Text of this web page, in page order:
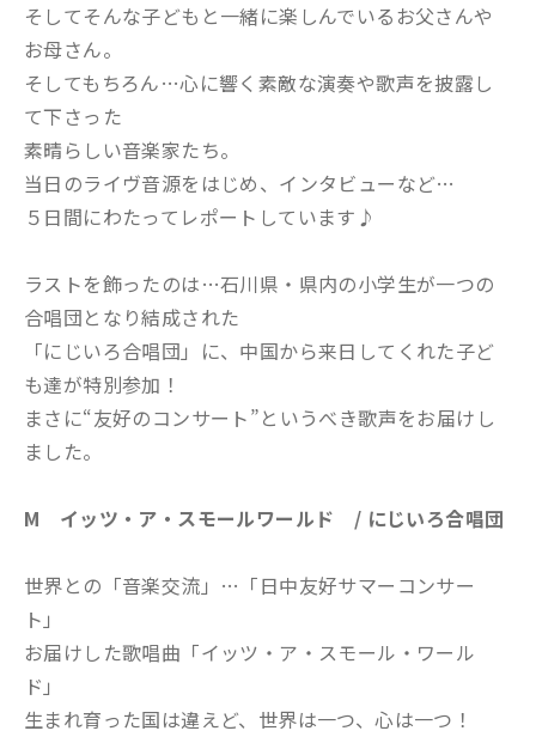
そしてそんな子どもと一緒に楽しんでいるお父さんや
お母さん。
そしてもちろん…心に響く素敵な演奏や歌声を披露し
て下さった
素晴らしい音楽家たち。
当日のライヴ音源をはじめ、インタビューなど…
５日間にわたってレポートしています♪
ラストを飾ったのは…石川県・県内の小学生が一つの
合唱団となり結成された
「にじいろ合唱団」に、中国から来日してくれた子ど
も達が特別参加！
まさに“友好のコンサート”というべき歌声をお届けし
ました。
M イッツ・ア・スモールワールド / にじいろ合唱団
世界との「音楽交流」…「日中友好サマーコンサー
ト」
お届けした歌唱曲「イッツ・ア・スモール・ワール
ド」
生まれ育った国は違えど、世界は一つ、心は一つ！